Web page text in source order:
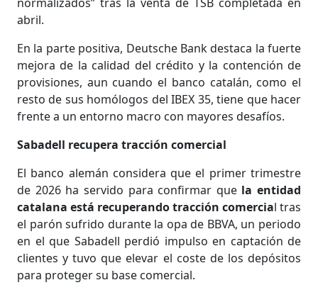
abril.
En la parte positiva, Deutsche Bank destaca la fuerte
mejora de la calidad del crédito y la contención de
provisiones, aun cuando el banco catalán, como el
resto de sus homólogos del IBEX 35, tiene que hacer
frente a un entorno macro con mayores desafíos.
Sabadell recupera tracción comercial
El banco alemán considera que el primer trimestre
de 2026 ha servido para confirmar que la entidad
catalana está recuperando tracción comercial tras
el parón sufrido durante la opa de BBVA, un periodo
en el que Sabadell perdió impulso en captación de
clientes y tuvo que elevar el coste de los depósitos
para proteger su base comercial.